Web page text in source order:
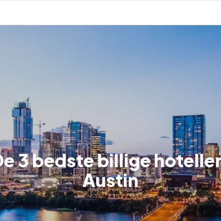
3 bedste billige
Austin